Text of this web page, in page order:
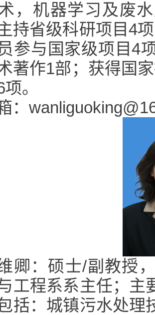
，机器学习及废
持省级科研项目4
参与国家级项目4
著作1部；获得国
。
：
卿：硕士/副教授
工程系系主任；主
括：城镇污水处理